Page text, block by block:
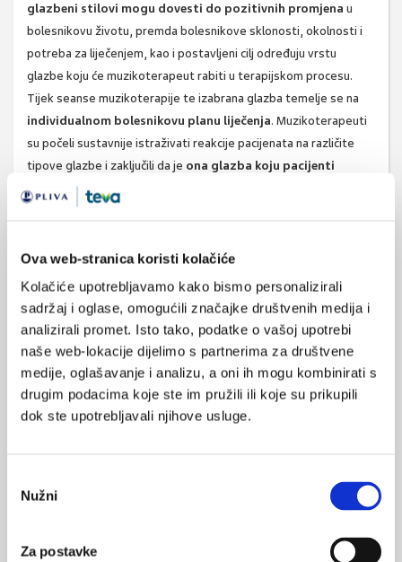
Ova web-stranica koristi kolačiće
Kolačiće upotrebljavamo kako bismo personalizirali
sadržaj i oglase, omogućili značajke društvenih medija i
analizirali promet. Isto tako, podatke o vašoj upotrebi
naše web-lokacije dijelimo s partnerima za društvene
medije, oglašavanje i analizu, a oni ih mogu kombinirati s
drugim podacima koje ste im pružili ili koje su prikupili
dok ste upotrebljavali njihove usluge.
pristanka
Nužni
Za postavke
glazbeni stilovi mogu dovesti do pozitivnih promjena u
bolesnikovu životu, premda bolesnikove sklonosti, okolnosti i
potreba za liječenjem, kao i postavljeni cilj određuju vrstu
glazbe koju će muzikoterapeut rabiti u terapijskom procesu.
Tijek seanse muzikoterapije te izabrana glazba temelje se na
individualnom bolesnikovu planu liječenja. Muzikoterapeuti
su počeli sustavnije istraživati reakcije pacijenata na različite
tipove glazbe i zaključili da je ona glazba koju pacijenti
poznaju i preferiraju za njih ujedno i najučinkovitija
Sukladno tomu, individualizirani pristup pri izboru glazbe u
ishode intervencije.
Mnogi su istraživači istaknuli važnost i primjenjivost žive glazbe
prema sklonosti bolesnika (engl.patient-preferred live music) za
odrasle bolničke pacijente. Primjena žive glazbe prema
sklonosti bolesnika pojam je koji se rabi za opisivanje
receptivne muzikoterapijske intervencije, a primjenjuje živu
glazbu i uzima u obzir bolesnikovu sklonost pjesmama (18). Pri
ovom je modelu iznimno važna uloga muzikoterapeuta jer se
dokazima, kao i rezultati istraživanja naglašavaju važnost
bolesnikova izbora glazbe koji osigurava najučinkovitiji tretman,
bez obzira primjenjuje li se snimljena ili živa glazba (2). Silverman
i suradnici proveli su sustavni pregled literature o primjeni žive